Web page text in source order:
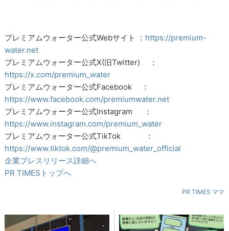
プレミアムウォーター公式Webサイト ： https://premium-
water.net
プレミアムウォーター公式X(旧Twitter) ：
https://x.com/premium_water
プレミアムウォーター公式Facebook ：
https://www.facebook.com/premiumwater.net
プレミアムウォーター公式Instagram ：
https://www.instagram.com/premium_water
プレミアムウォーター公式TikTok ：
https://www.tiktok.com/@premium_water_official
企業プレスリリース詳細へ
PR TIMESトップへ
PR TIMES ママ